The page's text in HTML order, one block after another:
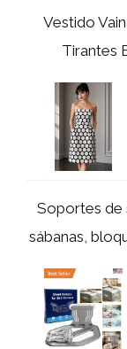
Vestido
Tirantes
Soportes de
sábanas,